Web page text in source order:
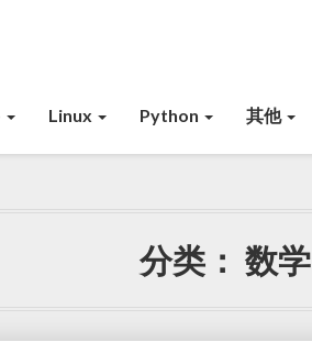
Linux Python 其他
分类： 数学